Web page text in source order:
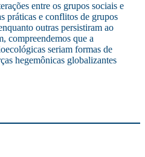
entre os grupos sociais e
práticas e conflitos de grupos
outras persistiram ao
compreendemos que a
seriam formas de
hegemônicas globalizantes